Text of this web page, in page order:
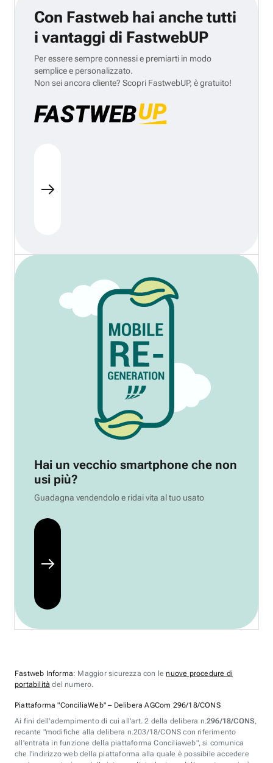
Con Fastweb hai anche tutti
i vantaggi di FastwebUP
Per essere sempre connessi e premiarti in modo
semplice e personalizzato.
Non sei ancora cliente? Scopri FastwebUP, è gratuito!
Hai un vecchio smartphone che non
usi più?
Guadagna vendendolo e ridai vita al tuo usato
Fastweb Informa: Maggior sicurezza con lenuove procedure di
portabilità del numero.
Piattaforma "ConciliaWeb" – Delibera AGCom 296/18/CONS
Ai fini dell'adempimento di cui all'art. 2 della delibera n.296/18/CONS,
recante "modifiche alla delibera n.203/18/CONS con riferimento
all'entrata in funzione della piattaforma Conciliaweb", si comunica
che l'indirizzo web della piattaforma alla quale è possibile accedere